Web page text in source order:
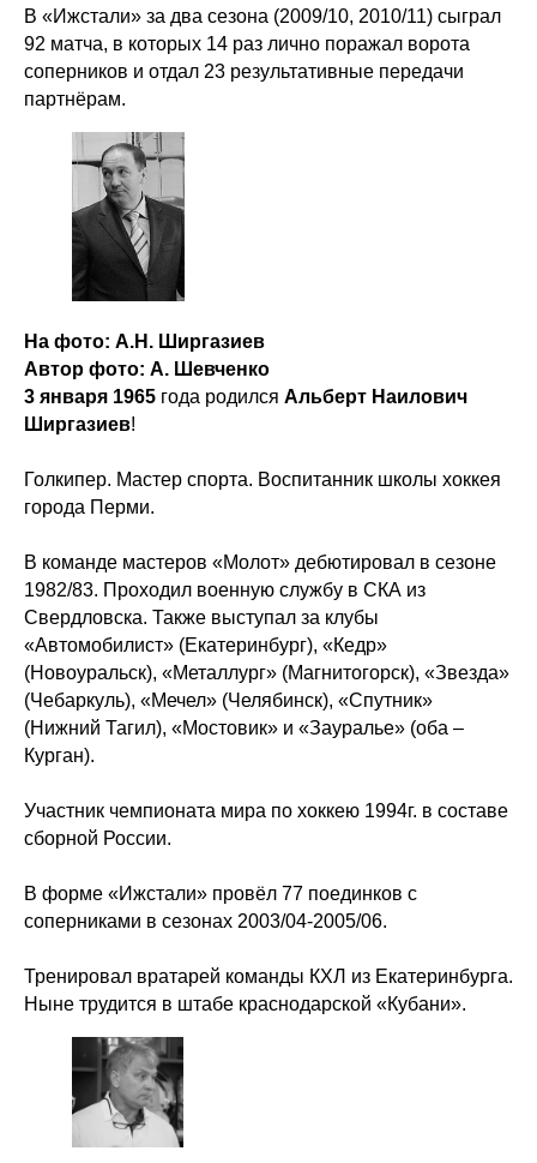
В «Ижстали» за два сезона (2009/10, 2010/11) сыграл
92 матча, в которых 14 раз лично поражал ворота
соперников и отдал 23 результативные передачи
партнёрам.
На фото: А.Н. Ширгазиев
Автор фото: А. Шевченко
3 января 1965 года родился Альберт Наилович
Ширгазиев!
Голкипер. Мастер спорта. Воспитанник школы хоккея
города Перми.
В команде мастеров «Молот» дебютировал в сезоне
1982/83. Проходил военную службу в СКА из
Свердловска. Также выступал за клубы
«Автомобилист» (Екатеринбург), «Кедр»
(Новоуральск), «Металлург» (Магнитогорск), «Звезда»
(Чебаркуль), «Мечел» (Челябинск), «Спутник»
(Нижний Тагил), «Мостовик» и «Зауралье» (оба –
Курган).
Участник чемпионата мира по хоккею 1994г. в составе
сборной России.
В форме «Ижстали» провёл 77 поединков с
соперниками в сезонах 2003/04-2005/06.
Тренировал вратарей команды КХЛ из Екатеринбурга.
Ныне трудится в штабе краснодарской «Кубани».
ХК «Ижсталь »
Администрация
Состав команды
Тренерский штаб
НМХК«Прогресс»
Турнирная таблица
Тренерский штаб
Календарь МХЛ
Состав команды
Спортивная школа
по хоккею
Сайт
НМХЛ
ВХЛ
Медиа
Магазин
Фан-зона
Акции для
болельщиков
ООО «ХК «Ижсталь»
ОГРН 1261800004751, ИНН 1800050073
г. Ижевск, ул. Свободы, д. 82а
8 (3412) 572062 (доб. 1)